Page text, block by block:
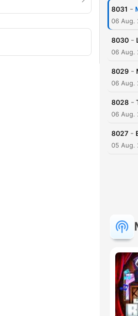
8031 -
06 Aug.
8030 -
06 Aug.
8029 -
06 Aug.
8028 -
06 Aug.
8027 -
05 Aug.